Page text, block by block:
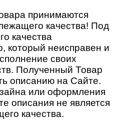
принимаются
качества! Под
качества
который неисправен и
своих
Полученный Товар
описанию на Сайте.
или оформления
описания не является
качества.